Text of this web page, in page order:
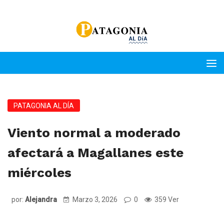
PATAGONIA AL DÍA
Viento normal a moderado
afectará a Magallanes este
miércoles
por: Alejandra Marzo 3, 2026 0 359 Ver